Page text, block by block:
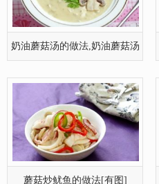
奶油蘑菇汤的做法,奶油蘑菇汤
蘑菇炒鱿鱼的做法[有图]